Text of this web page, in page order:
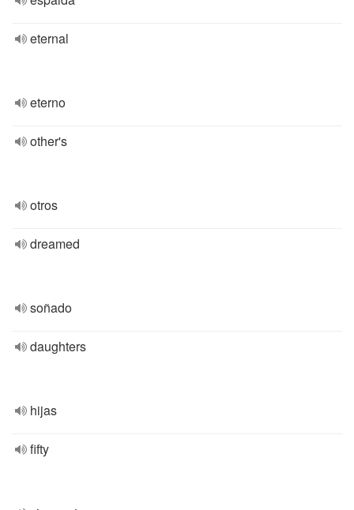
eternal
eterno
other's
otros
dreamed
soñado
daughters
hijas
fifty